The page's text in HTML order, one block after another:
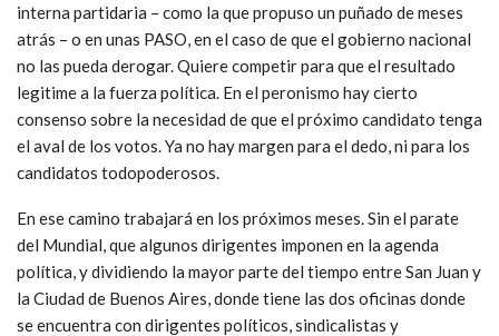
interna partidaria – como la que propuso un puñado de meses
atrás – o en unas PASO, en el caso de que el gobierno nacional
no las pueda derogar. Quiere competir para que el resultado
legitime a la fuerza política. En el peronismo hay cierto
consenso sobre la necesidad de que el próximo candidato tenga
el aval de los votos. Ya no hay margen para el dedo, ni para los
candidatos todopoderosos.
En ese camino trabajará en los próximos meses. Sin el parate
del Mundial, que algunos dirigentes imponen en la agenda
política, y dividiendo la mayor parte del tiempo entre San Juan y
la Ciudad de Buenos Aires, donde tiene las dos oficinas donde
se encuentra con dirigentes políticos, sindicalistas y